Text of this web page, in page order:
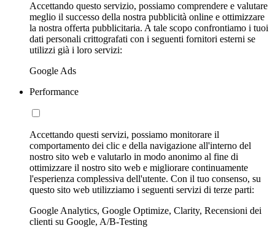
Accettando questo servizio, possiamo comprendere e valutare
meglio il successo della nostra pubblicità online e ottimizzare
la nostra offerta pubblicitaria. A tale scopo confrontiamo i tuoi
dati personali crittografati con i seguenti fornitori esterni se
utilizzi già i loro servizi:
Google Ads
Performance
Accettando questi servizi, possiamo monitorare il
comportamento dei clic e della navigazione all'interno del
nostro sito web e valutarlo in modo anonimo al fine di
ottimizzare il nostro sito web e migliorare continuamente
l'esperienza complessiva dell'utente. Con il tuo consenso, su
questo sito web utilizziamo i seguenti servizi di terze parti:
Google Analytics, Google Optimize, Clarity, Recensioni dei
clienti su Google, A/B-Testing